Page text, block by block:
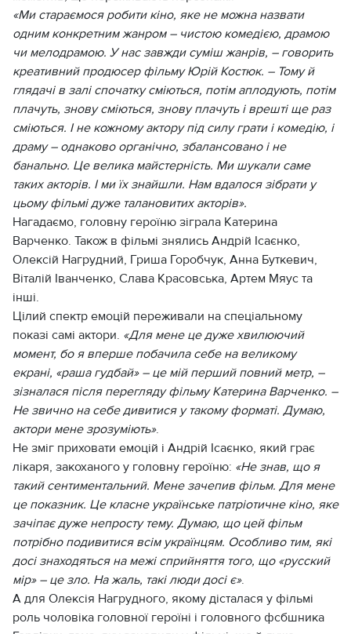
«Ми стараємося робити кіно, яке не можна назвати
одним конкретним жанром – чистою комедією, драмою
чи мелодрамою. У нас завжди суміш жанрів, – говорить
креативний продюсер фільму Юрій Костюк. – Тому й
глядачі в залі спочатку сміються, потім аплодують, потім
плачуть, знову сміються, знову плачуть і врешті ще раз
сміються. І не кожному актору під силу грати і комедію, і
драму – однаково органічно, збалансовано і не
банально. Це велика майстерність. Ми шукали саме
таких акторів. І ми їх знайшли. Нам вдалося зібрати у
цьому фільмі дуже талановитих акторів».
Нагадаємо, головну героїню зіграла Катерина
Варченко. Також в фільмі знялись Андрій Ісаєнко,
Олексій Нагрудний, Гриша Горобчук, Анна Буткевич,
Віталій Іванченко, Слава Красовська, Артем Мяус та
інші.
Цілий спектр емоцій переживали на спеціальному
показі самі актори. «Для мене це дуже хвилюючий
момент, бо я вперше побачила себе на великому
екрані, «раша гудбай» – це мій перший повний метр, –
зізналася після перегляду фільму Катерина Варченко. –
Не звично на себе дивитися у такому форматі. Думаю,
актори мене зрозуміють».
Не зміг приховати емоцій і Андрій Ісаєнко, який грає
лікаря, закоханого у головну героїню: «Не знав, що я
такий сентиментальний. Мене зачепив фільм. Для мене
це показник. Це класне українське патріотичне кіно, яке
зачіпає дуже непросту тему. Думаю, що цей фільм
потрібно подивитися всім українцям. Особливо тим, які
досі знаходяться на межі сприйняття того, що «русский
мір» – це зло. На жаль, такі люди досі є».
А для Олексія Нагрудного, якому дісталася у фільмі
роль чоловіка головної героїні і головного фсбшника